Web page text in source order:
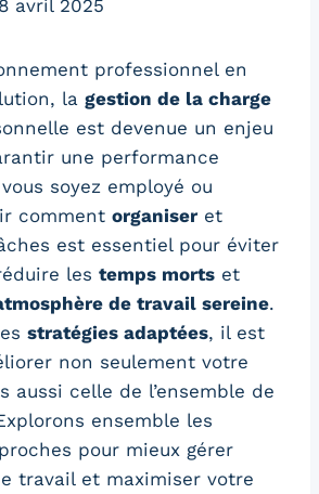
avril 2025
professionnel en
la gestion de la charge
est devenue un enjeu
une performance
soyez employé ou
comment organiser et
est essentiel pour éviter
les temps morts et
de travail sereine.
stratégies adaptées, il est
non seulement votre
aussi celle de l’ensemble de
ensemble les
pour mieux gérer
travail et maximiser votre